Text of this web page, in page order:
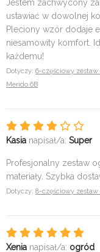
Jestem zachwycony
ustawiać w dowolnej
Pleciony wzór dodaje
niesamowity komfort.
każdemu!
Dotyczy: 6-częściowy
Merido 6B
Kasia napisał/a: Super
Profesjonalny zestaw
materiały. Szybka
Dotyczy: 8-częściowy
Xenia napisał/a: ogród